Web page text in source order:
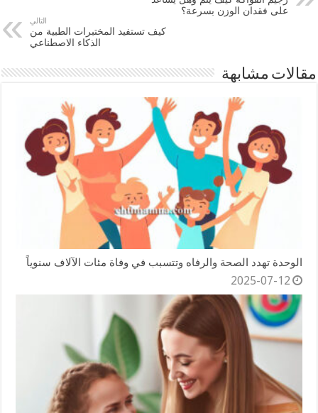
على فقدان الوزن بسرعة؟
التالي
كيف تستفيد المختبرات الطبية من
الذكاء الاصطناعي
مقالات مشابهة
الوحدة تهدد الصحة والرفاه وتتسبب في وفاة مئات الآلاف سنوياً
2025-07-12